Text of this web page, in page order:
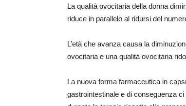
La qualità ovocitaria della donna
riduce in parallelo al ridursi del
L’età che avanza causa la
ovocitaria e una qualità ovocitaria
La nuova forma farmaceutica in
gastrointestinale e di conseguenza